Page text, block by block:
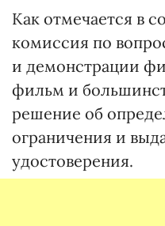
Как отмечается в
комиссия по
и демонстрации
фильм и
решение об
ограничения и
удостоверения.